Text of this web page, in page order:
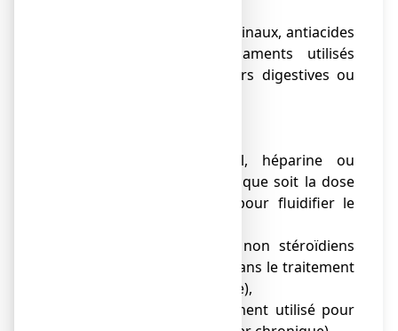
● topiques gastro-intestinaux, antiacides
et adsorbants (médicaments utilisés
pour traiter les douleurs digestives ou
● anticoagulant oral, héparine ou
thrombolytiques quelle que soit la dose
(médicaments utilisés pour fluidifier le
● anti-inflammatoires non stéroïdiens
(médicaments utilisés dans le traitement
de la douleur ou la fièvre),
● déférasirox (médicament utilisé pour